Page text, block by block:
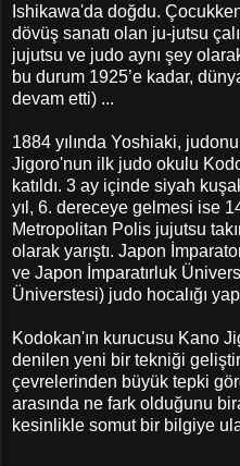
Ishikawa'da doğdu.
dövüş sanatı olan ju-jutsu
jujutsu ve judo aynı şey
bu durum 1925’e kadar,
devam etti) ...
1884 yılında Yoshiaki,
Jigoro'nun ilk judo okulu
katıldı. 3 ay içinde siyah
yıl, 6. dereceye gelmesi ise
Metropolitan Polis jujutsu
olarak yarıştı. Japon
ve Japon İmparatırluk
Üniverstesi) judo hocalığı
Kodokan'ın kurucusu Kano
denilen yeni bir tekniği
çevrelerinden büyük tepki
arasında ne fark olduğunu
kesinlikle somut bir bilgiye